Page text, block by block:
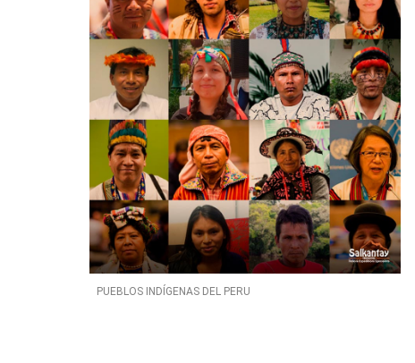
PUEBLOS INDÍGENAS DEL PERU